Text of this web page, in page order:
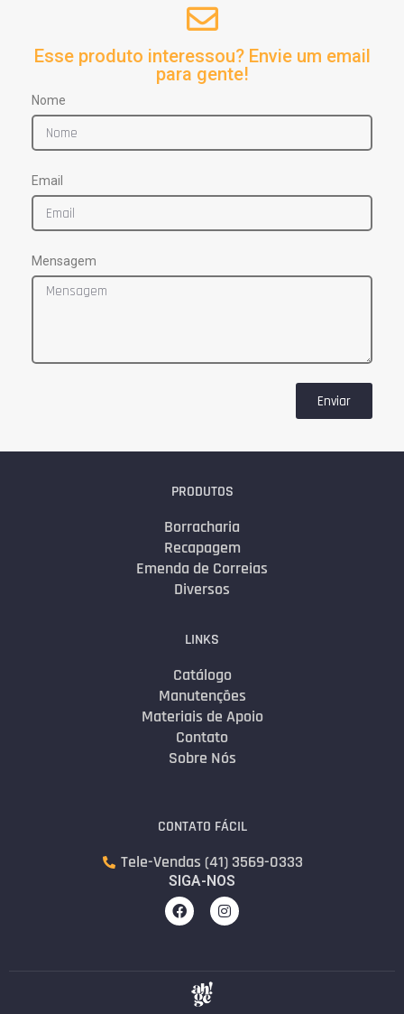
Esse produto interessou? Envie um email
para gente!
Nome
Email
Mensagem
Enviar
PRODUTOS
Borracharia
Recapagem
Emenda de Correias
Diversos
LINKS
Catálogo
Manutenções
Materiais de Apoio
Contato
Sobre Nós
CONTATO FÁCIL
Tele-Vendas (41) 3569-0333
SIGA-NOS